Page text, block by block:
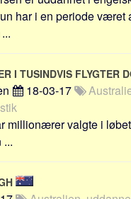
har i en periode været
I TUSINDVIS FLYGTER
18-03-17
millionærer valgte i